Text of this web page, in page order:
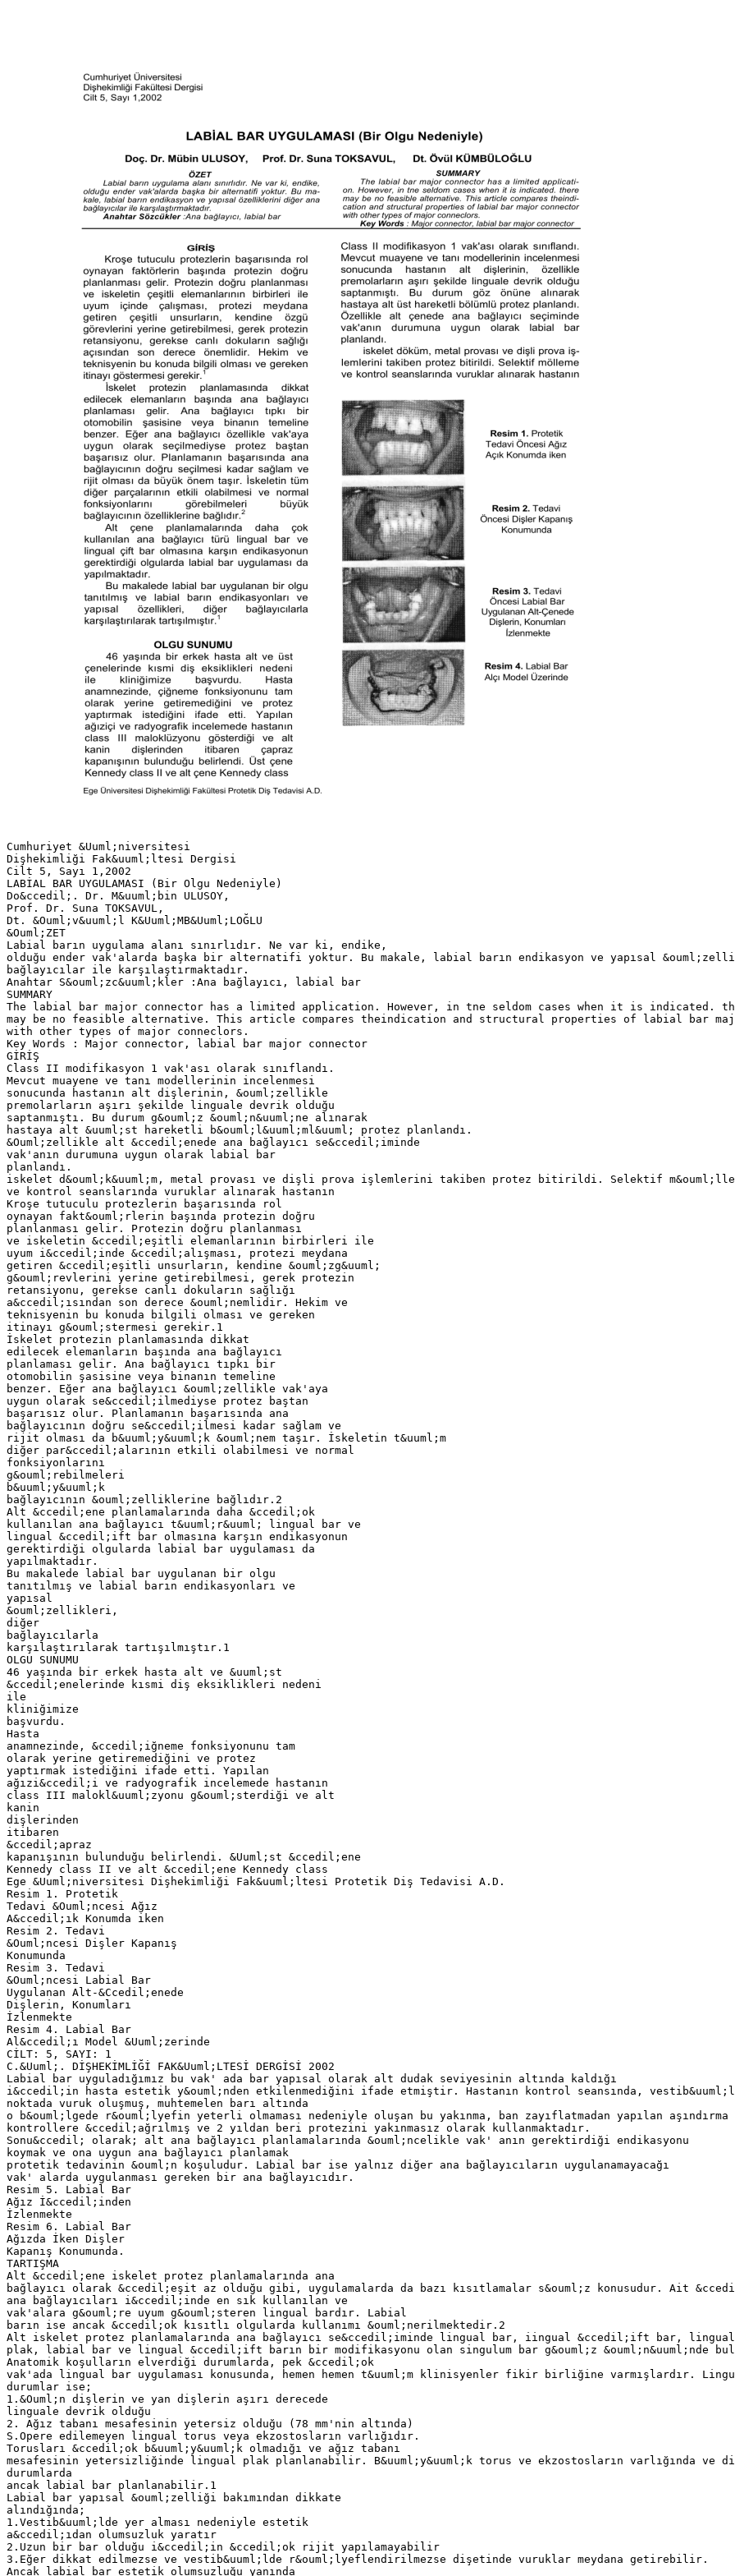
Cumhuriyet &Uuml;niversitesi
Dişhekimliği Fak&uuml;ltesi Dergisi
Cilt 5, Sayı 1,2002
LABİAL BAR UYGULAMASI (Bir Olgu Nedeniyle)
Do&ccedil;. Dr. M&uuml;bin ULUSOY,
Prof. Dr. Suna TOKSAVUL,
Dt. &Ouml;v&uuml;l K&Uuml;MB&Uuml;LOĞLU
&Ouml;ZET
Labial barın uygulama alanı sınırlıdır. Ne var ki, endike,
olduğu ender vak'alarda başka bir alternatifi yoktur. Bu makale, labial barın endikasyon ve yapısal
bağlayıcılar ile karşılaştırmaktadır.
Anahtar S&ouml;zc&uuml;kler :Ana bağlayıcı, labial bar
SUMMARY
The labial bar major connector has a limited application. However, in tne seldom cases when it is indicated.
may be no feasible alternative. This article compares theindication and structural properties of labial bar
with other types of major conneclors.
Key Words : Major connector, labial bar major connector
GİRİŞ
Class II modifikasyon 1 vak'ası olarak sınıflandı.
Mevcut muayene ve tanı modellerinin incelenmesi
sonucunda hastanın alt dişlerinin, &ouml;zellikle
premolarların aşırı şekilde linguale devrik olduğu
saptanmıştı. Bu durum g&ouml;z &ouml;n&uuml;ne alınarak
hastaya alt &uuml;st hareketli b&ouml;l&uuml;ml&uuml; protez planlandı.
&Ouml;zellikle alt &ccedil;enede ana bağlayıcı se&ccedil;iminde
vak'anın durumuna uygun olarak labial bar
planlandı.
iskelet d&ouml;k&uuml;m, metal provası ve dişli prova işlemlerini takiben protez bitirildi. Selektif
ve kontrol seanslarında vuruklar alınarak hastanın
Kroşe tutuculu protezlerin başarısında rol
oynayan fakt&ouml;rlerin başında protezin doğru
planlanması gelir. Protezin doğru planlanması
ve iskeletin &ccedil;eşitli elemanlarının birbirleri ile
uyum i&ccedil;inde &ccedil;alışması, protezi meydana
getiren &ccedil;eşitli unsurların, kendine &ouml;zg&uuml;
g&ouml;revlerini yerine getirebilmesi, gerek protezin
retansiyonu, gerekse canlı dokuların sağlığı
a&ccedil;ısından son derece &ouml;nemlidir. Hekim ve
teknisyenin bu konuda bilgili olması ve gereken
itinayı g&ouml;stermesi gerekir.1
İskelet protezin planlamasında dikkat
edilecek elemanların başında ana bağlayıcı
planlaması gelir. Ana bağlayıcı tıpkı bir
otomobilin şasisine veya binanın temeline
benzer. Eğer ana bağlayıcı &ouml;zellikle vak'aya
uygun olarak se&ccedil;ilmediyse protez baştan
başarısız olur. Planlamanın başarısında ana
bağlayıcının doğru se&ccedil;ilmesi kadar sağlam ve
rijit olması da b&uuml;y&uuml;k &ouml;nem taşır. İskeletin t&uuml;m
diğer par&ccedil;alarının etkili olabilmesi ve normal
fonksiyonlarını
g&ouml;rebilmeleri
b&uuml;y&uuml;k
bağlayıcının &ouml;zelliklerine bağlıdır.2
Alt &ccedil;ene planlamalarında daha &ccedil;ok
kullanılan ana bağlayıcı t&uuml;r&uuml; lingual bar ve
lingual &ccedil;ift bar olmasına karşın endikasyonun
gerektirdiği olgularda labial bar uygulaması da
yapılmaktadır.
Bu makalede labial bar uygulanan bir olgu
tanıtılmış ve labial barın endikasyonları ve
yapısal
&ouml;zellikleri,
diğer
bağlayıcılarla
karşılaştırılarak tartışılmıştır.1
OLGU SUNUMU
46 yaşında bir erkek hasta alt ve &uuml;st
&ccedil;enelerinde kısmi diş eksiklikleri nedeni
ile
kliniğimize
başvurdu.
Hasta
anamnezinde, &ccedil;iğneme fonksiyonunu tam
olarak yerine getiremediğini ve protez
yaptırmak istediğini ifade etti. Yapılan
ağızi&ccedil;i ve radyografik incelemede hastanın
class III malokl&uuml;zyonu g&ouml;sterdiği ve alt
kanin
dişlerinden
itibaren
&ccedil;apraz
kapanışının bulunduğu belirlendi. &Uuml;st &ccedil;ene
Kennedy class II ve alt &ccedil;ene Kennedy class
Ege &Uuml;niversitesi Dişhekimliği Fak&uuml;ltesi Protetik Diş Tedavisi A.D.
Resim 1. Protetik
Tedavi &Ouml;ncesi Ağız
A&ccedil;ık Konumda iken
Resim 2. Tedavi
&Ouml;ncesi Dişler Kapanış
Konumunda
Resim 3. Tedavi
&Ouml;ncesi Labial Bar
Uygulanan Alt-&Ccedil;enede
Dişlerin, Konumları
İzlenmekte
Resim 4. Labial Bar
Al&ccedil;ı Model &Uuml;zerinde
CİLT: 5, SAYI: 1
C.&Uuml;. DİŞHEKİMLİĞİ FAK&Uuml;LTESİ DERGİSİ 2002
Labial bar uyguladığımız bu vak' ada bar yapısal olarak alt dudak seviyesinin altında kaldığı
i&ccedil;in hasta estetik y&ouml;nden etkilenmediğini ifade etmiştir. Hastanın kontrol seansında,
noktada vuruk oluşmuş, muhtemelen barı altında
o b&ouml;lgede r&ouml;lyefin yeterli olmaması nedeniyle oluşan bu yakınma, ban zayıflatmadan yapılan
kontrollere &ccedil;ağrılmış ve 2 yıldan beri protezini yakınmasız olarak kullanmaktadır.
Sonu&ccedil; olarak; alt ana bağlayıcı planlamalarında &ouml;ncelikle vak' anın gerektirdiği endikasyonu
koymak ve ona uygun ana bağlayıcı planlamak
protetik tedavinin &ouml;n koşuludur. Labial bar ise yalnız diğer ana bağlayıcıların uygulanamayacağı
vak' alarda uygulanması gereken bir ana bağlayıcıdır.
Resim 5. Labial Bar
Ağız İ&ccedil;inden
İzlenmekte
Resim 6. Labial Bar
Ağızda İken Dişler
Kapanış Konumunda.
TARTIŞMA
Alt &ccedil;ene iskelet protez planlamalarında ana
bağlayıcı olarak &ccedil;eşit az olduğu gibi, uygulamalarda da bazı kısıtlamalar s&ouml;z konusudur. Ait
ana bağlayıcıları i&ccedil;inde en sık kullanılan ve
vak'alara g&ouml;re uyum g&ouml;steren lingual bardır. Labial
barın ise ancak &ccedil;ok kısıtlı olgularda kullanımı &ouml;nerilmektedir.2
Alt iskelet protez planlamalarında ana bağlayıcı se&ccedil;iminde lingual bar, iingual &ccedil;ift bar, lingual
plak, labial bar ve lingual &ccedil;ift barın bir modifikasyonu olan singulum bar g&ouml;z &ouml;n&uuml;nde
Anatomik koşulların elverdiği durumlarda, pek &ccedil;ok
vak'ada lingual bar uygulaması konusunda, hemen hemen t&uuml;m klinisyenler fikir birliğine varmışlardır.
durumlar ise;
1.&Ouml;n dişlerin ve yan dişlerin aşırı derecede
linguale devrik olduğu
2. Ağız tabanı mesafesinin yetersiz olduğu (78 mm'nin altında)
S.Opere edilemeyen lingual torus veya ekzostosların varlığıdır.
Torusları &ccedil;ok b&uuml;y&uuml;k olmadığı ve ağız tabanı
mesafesinin yetersizliğinde lingual plak planlanabilir. B&uuml;y&uuml;k torus ve ekzostosların varlığında ve
durumlarda
ancak labial bar planlanabilir.1
Labial bar yapısal &ouml;zelliği bakımından dikkate
alındığında;
1.Vestib&uuml;lde yer alması nedeniyle estetik
a&ccedil;ıdan olumsuzluk yaratır
2.Uzun bir bar olduğu i&ccedil;in &ccedil;ok rijit yapılamayabilir
3.Eğer dikkat edilmezse ve vestib&uuml;lde r&ouml;lyeflendirilmezse dişetinde vuruklar meydana getirebilir.
Ancak labial bar estetik olumsuzluğu yanında